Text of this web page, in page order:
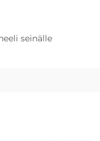
seinälle